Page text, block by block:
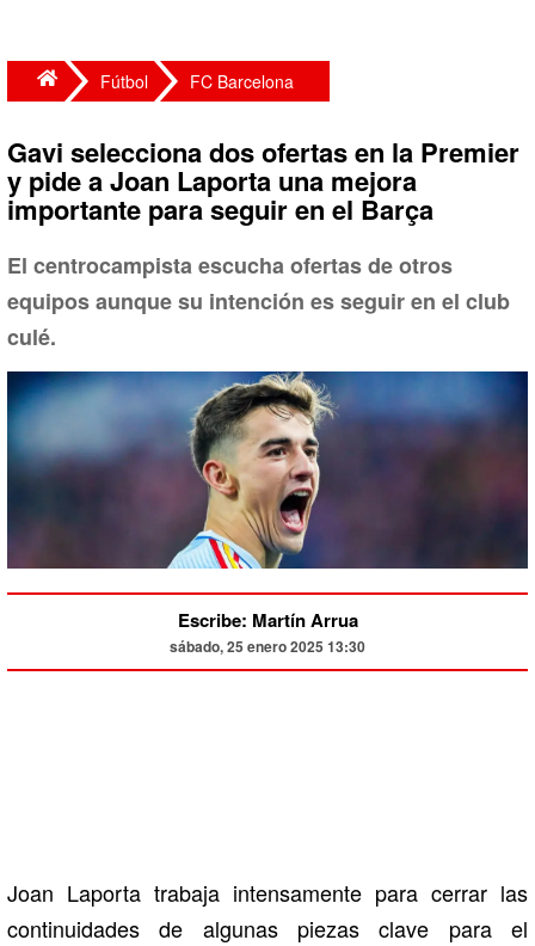
Fútbol FC Barcelona
Gavi selecciona dos ofertas en la Premier
y pide a Joan Laporta una mejora
importante para seguir en el Barça
El centrocampista escucha ofertas de otros
equipos aunque su intención es seguir en el club
culé.
Escribe: Martín Arrua
sábado, 25 enero 2025 13:30
Joan Laporta trabaja intensamente para cerrar las
continuidades de algunas piezas clave para el